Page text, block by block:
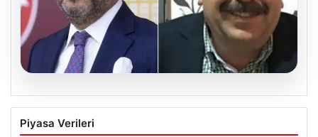
Veli Ağbaba’nın ağabeyi Hür Ağbaba
tutuklandı
Piyasa Verileri